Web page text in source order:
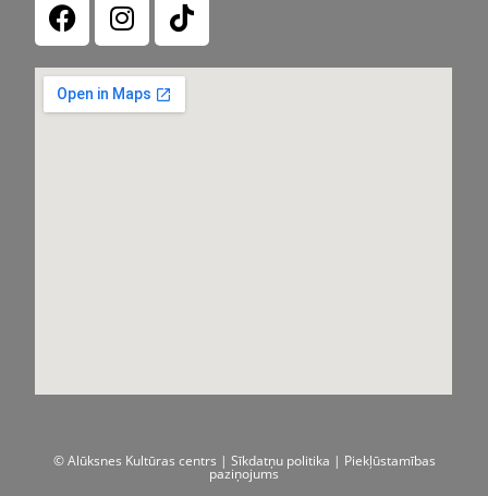
© Alūksnes Kultūras centrs | Sīkdatņu politika | Piekļūstamības
paziņojums